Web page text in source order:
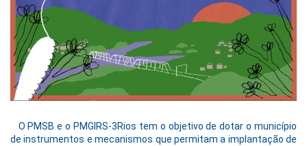
O PMSB e o PMGIRS-3Rios tem o objetivo de dotar o município
de instrumentos e mecanismos que permitam a implantação de